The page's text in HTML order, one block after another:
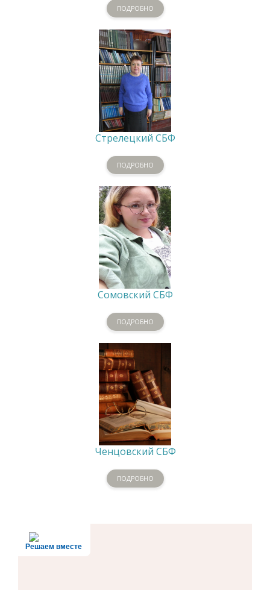
ПОДРОБНО
Стрелецкий СБФ
ПОДРОБНО
Сомовский СБФ
ПОДРОБНО
Ченцовский СБФ
ПОДРОБНО
Решаем вместе